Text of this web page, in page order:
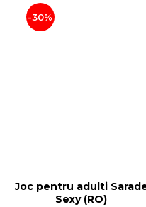
-30%
Joc pentru adulti
Sexy (RO)